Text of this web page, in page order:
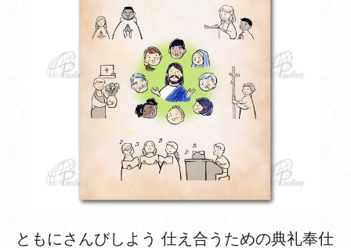
ともにさんびしよう 仕え合うための典礼奉仕